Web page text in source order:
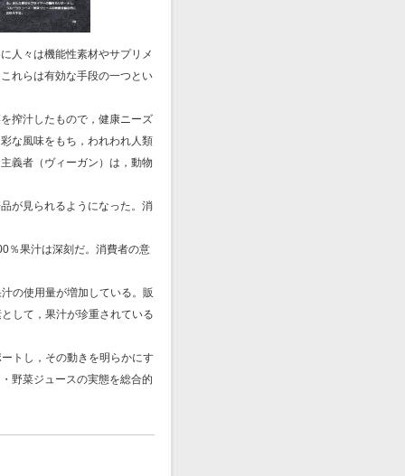
人々は機能性素材やサプリメ
れらは有効な手段の一つとい
搾汁したもので，健康ニーズ
な風味をもち，われわれ人類
義者（ヴィーガン）は，動物
が見られるようになった。消
％果汁は深刻だ。消費者の意
の使用量が増加している。販
して，果汁が珍重されている
トし，その動きを明らかにす
野菜ジュースの実態を総合的